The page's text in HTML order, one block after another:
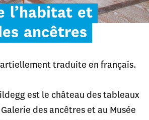
l’habitat et
ancêtres
traduite en français.
est le château des tableaux
des ancêtres et au Musée